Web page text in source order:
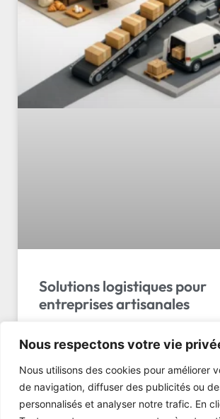
Nous respectons votre vie
Nous utilisons des cookies pour améliorer
de navigation, diffuser des publicités ou
personnalisés et analyser notre trafic. En
Solutions logistiques pour
entreprises artisanales
Les solutions logistiques pour
artisanales en Suisse : transport,
optimisation. Conseils d’experts et
concrets. Obtenez…